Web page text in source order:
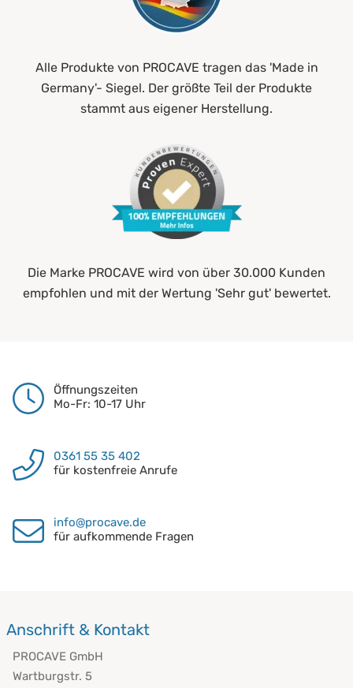
Alle Produkte von PROCAVE tragen das 'Made in
Germany'- Siegel. Der größte Teil der Produkte
stammt aus eigener Herstellung.
Die Marke PROCAVE wird von über 30.000 Kunden
empfohlen und mit der Wertung 'Sehr gut' bewertet.
Öffnungszeiten
Mo-Fr: 10-17 Uhr
0361 55 35 402
für kostenfreie Anrufe
info@procave.de
für aufkommende Fragen
Anschrift & Kontakt
PROCAVE GmbH
Wartburgstr. 5